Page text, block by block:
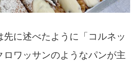
先に述べたように「コルネッ
ロワッサンのようなパンが主